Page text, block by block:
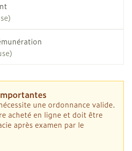
une ordonnance valide.
acheté en ligne et doit être
après examen par le